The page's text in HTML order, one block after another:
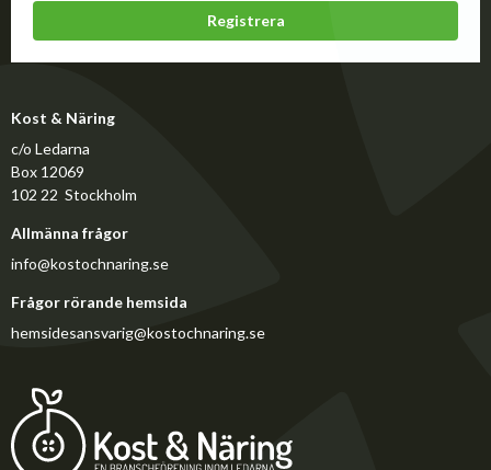
Registrera
Kost & Näring
c/o Ledarna
Box 12069
102 22 Stockholm
Allmänna frågor
info@kostochnaring.se
Frågor rörande hemsida
hemsidesansvarig@kostochnaring.se